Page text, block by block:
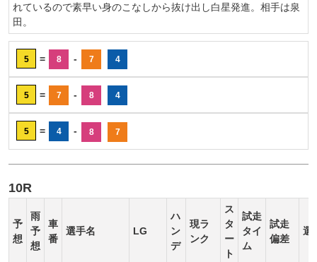
れているので素早い身のこなしから抜け出し白星発進。相手は泉
田。
5 = 8 - 7 4
5 = 7 - 8 4
5 = 4 - 8 7
10R
予
想
雨
予
想
車
番
選手名 LG
ハ
ン
デ
現ラ
ンク
ス
タ
ー
ト
試走
タイ
ム
試走
偏差
選